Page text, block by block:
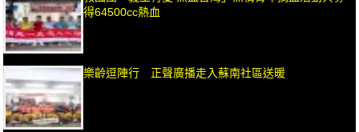
得64500cc熱血
樂齡逗陣行 正聲廣播走入蘇南社區送暖